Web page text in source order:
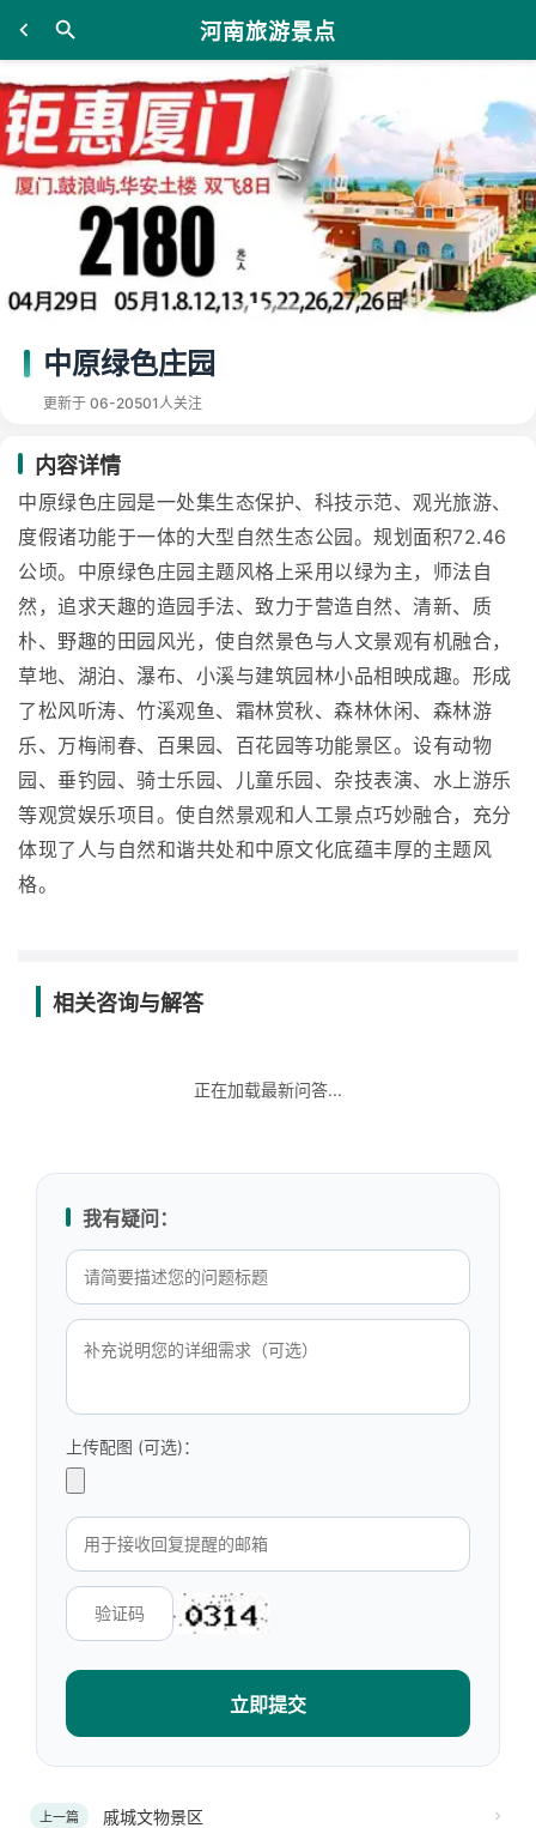
河南旅游景点
中原绿色庄园
更新于 06-20501人关注
内容详情
中原绿色庄园是一处集生态保护、科技示范、观光旅游、
度假诸功能于一体的大型自然生态公园。规划面积72.46
公顷。中原绿色庄园主题风格上采用以绿为主，师法自
然，追求天趣的造园手法、致力于营造自然、清新、质
朴、野趣的田园风光，使自然景色与人文景观有机融合，
草地、湖泊、瀑布、小溪与建筑园林小品相映成趣。形成
了松风听涛、竹溪观鱼、霜林赏秋、森林休闲、森林游
乐、万梅闹春、百果园、百花园等功能景区。设有动物
园、垂钓园、骑士乐园、儿童乐园、杂技表演、水上游乐
等观赏娱乐项目。使自然景观和人工景点巧妙融合，充分
体现了人与自然和谐共处和中原文化底蕴丰厚的主题风
格。
相关咨询与解答
正在加载最新问答...
我有疑问：
上传配图 (可选)：
立即提交
上一篇 戚城文物景区